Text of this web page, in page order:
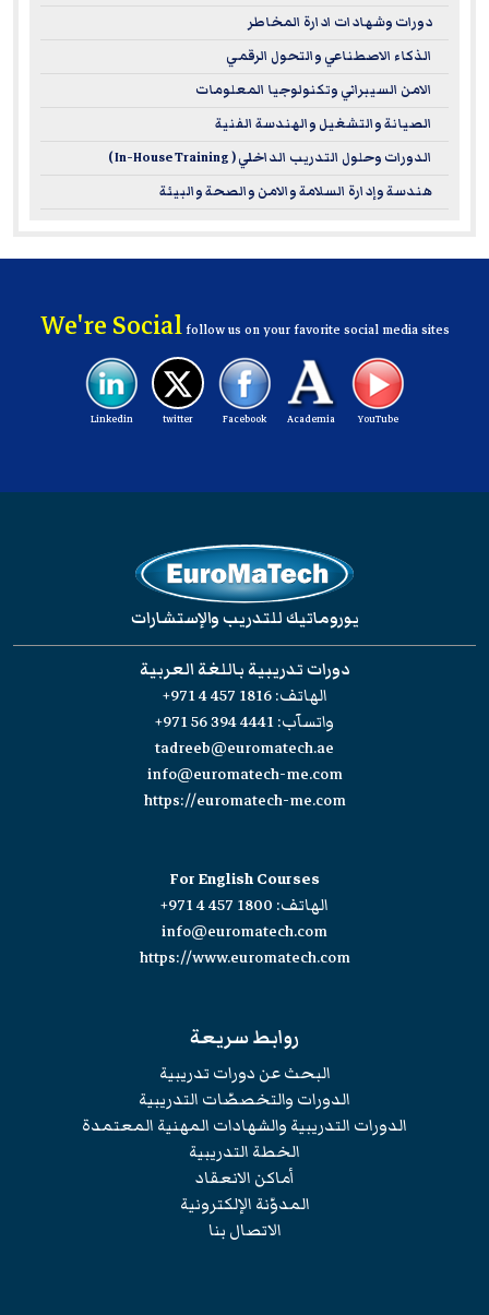
دورات وشهادات ادارة المخاطر
الذكاء الاصطناعي والتحول الرقمي
الامن السيبراني وتكنولوجيا المعلومات
الصيانة والتشغيل والهندسة الفنية
الدورات وحلول التدريب الداخلي ( In-House Training )
هندسة وإدارة السلامة والامن والصحة والبيئة
We're Socialfollow us on your favorite social media sites
YouTube
Academia
Facebook
twitter
Linkedin
يوروماتيك للتدريب والإستشارات
دورات تدريبية باللغة العربية
الهاتف:+971 4 457 1816
واتسآب:+971 56 394 4441
tadreeb@euromatech.ae
info@euromatech-me.com
https://euromatech-me.com
For English Courses
الهاتف: +971 4 457 1800
info@euromatech.com
https://www.euromatech.com
روابط سريعة
البحث عن دورات تدريبية
الدورات والتخصصّات التدريبية
الدورات التدريبية والشهادات المهنية المعتمدة
الخطة التدريبية
أماكن الانعقاد
المدوّنة الإلكترونية
الاتصال بنا